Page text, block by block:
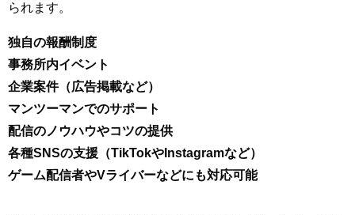
られます。
独自の報酬制度
事務所内イベント
企業案件（広告掲載など）
マンツーマンでのサポート
配信のノウハウやコツの提供
各種SNSの支援（TikTokやInstagramなど）
ゲーム配信者やVライバーなどにも対応可能